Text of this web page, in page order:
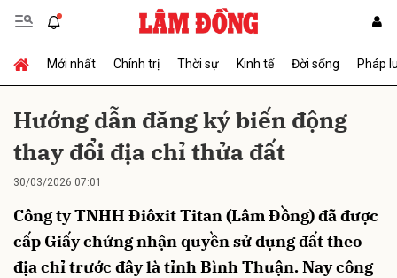
Mới nhất Chính trị Thời sự Kinh tế Đời sống Pháp
Hướng dẫn đăng ký biến động
thay đổi địa chỉ thửa đất
30/03/2026 07:01
Công ty TNHH Điôxit Titan (Lâm Đồng) đã được
cấp Giấy chứng nhận quyền sử dụng đất theo
địa chỉ trước đây là tỉnh Bình Thuận. Nay công
Gửi bình luận
Hủy Gửi